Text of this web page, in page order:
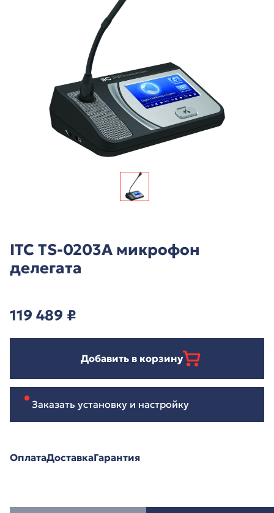
ITC TS-0203A микрофон
делегата
119 489 ₽
Добавить в корзину
Заказать установку и настройку
ОплатаДоставкаГарантия